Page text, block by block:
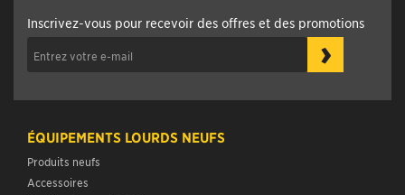
Inscrivez-vous pour recevoir des offres et des promotions
›
ÉQUIPEMENTS LOURDS NEUFS
Produits neufs
Accessoires